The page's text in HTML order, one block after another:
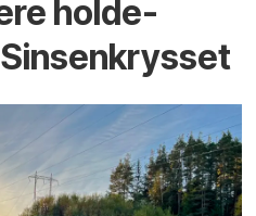
holde­